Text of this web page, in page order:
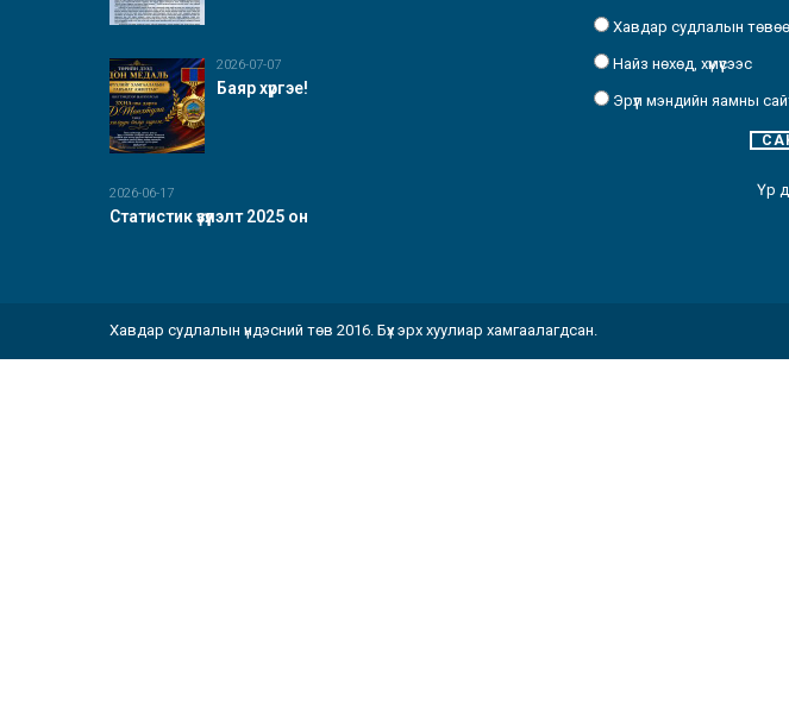
2026-07-07
Баяр хүргэе!
2026-06-17
Статистик үзүүлэлт 2025 он
Хавдар судлалын
Найз нөхөд, хүмүүсээс
Эрүүл мэндийн яамны
Үр
Хавдар судлалын үндэсний төв 2016. Бүх эрх хуулиар хамгаалагдсан.